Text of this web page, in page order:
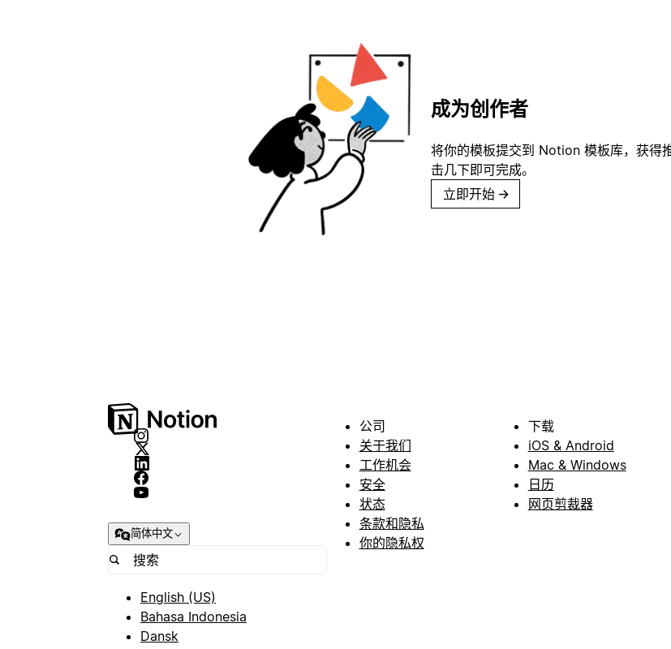
成为创作者
将你的模板提交到 Notion 模板库，获
击几下即可完成。
立即开始 →
简体中文
English (US)
Bahasa Indonesia
Dansk
公司
关于我们
工作机会
安全
状态
条款和隐私
你的隐私权
下载
iOS & Android
Mac & Windows
日历
网页剪裁器